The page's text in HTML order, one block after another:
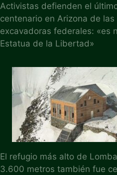
Activistas defienden el
centenario en Arizona de las
excavadoras federales: «es
Estatua de la Libertad»
El refugio más alto de
3.600 metros también fue